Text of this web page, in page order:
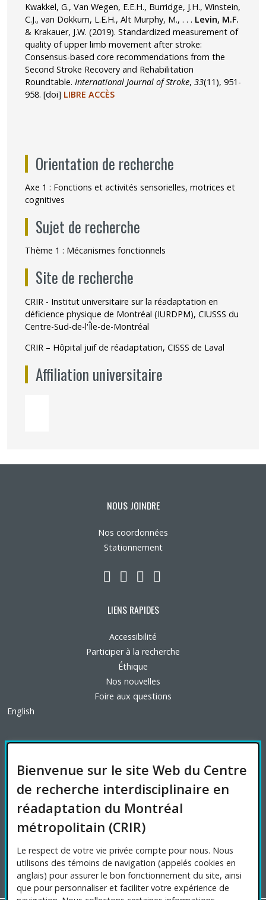
Bienvenue sur le site Web du Centre
de recherche interdisciplinaire en
réadaptation du Montréal
métropolitain (CRIR)
Le respect de votre vie privée compte pour nous. Nous
utilisons des témoins de navigation (appelés cookies en
anglais) pour assurer le bon fonctionnement du site, ainsi
que pour personnaliser et faciliter votre expérience de
Kwakkel, G., Van Wegen, E.E.H., Burridge, J.H., Winstein,
C.J., van Dokkum, L.E.H., Alt Murphy, M., . . . Levin, M.F.
& Krakauer, J.W. (2019). Standardized measurement of
quality of upper limb movement after stroke:
Consensus-based core recommendations from the
Second Stroke Recovery and Rehabilitation
Roundtable. International Journal of Stroke, 33(11), 951-
958. [doi] LIBRE ACCÈS
Orientation de recherche
Axe 1 : Fonctions et activités sensorielles, motrices et
cognitives
Sujet de recherche
Thème 1 : Mécanismes fonctionnels
Site de recherche
CRIR - Institut universitaire sur la réadaptation en
déficience physique de Montréal (IURDPM), CIUSSS du
Centre-Sud-de-l'Île-de-Montréal
CRIR – Hôpital juif de réadaptation, CISSS de Laval
Affiliation universitaire
NOUS JOINDRE
Nos coordonnées
Stationnement
LinkedIn
YouTube
Twitter
LIENS RAPIDES
Accessibilité
Participer à la recherche
Éthique
Nos nouvelles
Foire aux questions
English
AFFILIATIONS UNIVERSITAIRES